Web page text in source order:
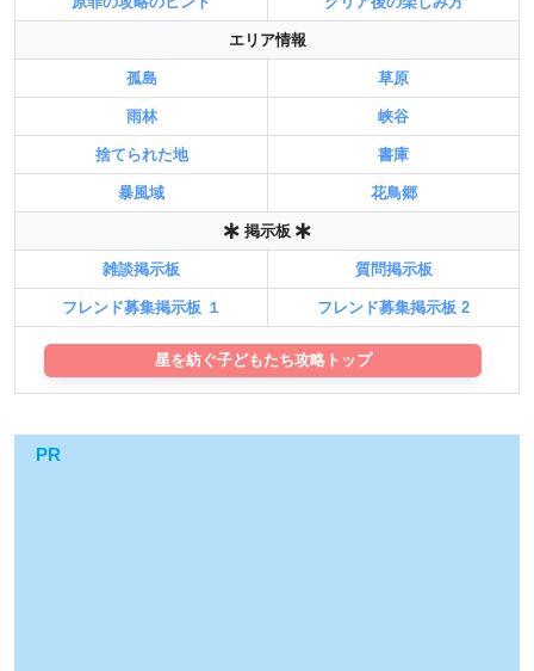
エリア情報
孤島 草原
雨林 峡谷
捨てられた地 書庫
暴風域 花鳥郷
掲示板
雑談掲示板 質問掲示板
フレンド募集掲示板 １ フレンド募集掲示板 2
星を紡ぐ子どもたち攻略トップ
PR